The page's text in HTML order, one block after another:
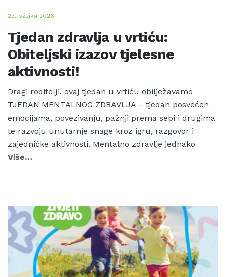
23. ožujka 2026.
Tjedan zdravlja u vrtiću:
Obiteljski izazov tjelesne
aktivnosti!
Dragi roditelji, ovaj tjedan u vrtiću obilježavamo
TJEDAN MENTALNOG ZDRAVLJA – tjedan posvećen
emocijama, povezivanju, pažnji prema sebi i drugima
te razvoju unutarnje snage kroz igru, razgovor i
zajedničke aktivnosti. Mentalno zdravlje jednako
Više…